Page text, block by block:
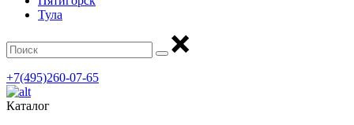
Тула
+7(495)260-07-65
Каталог